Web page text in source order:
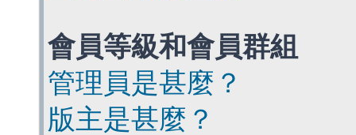
會員等級和會員群組
管理員是甚麼？
版主是甚麼？